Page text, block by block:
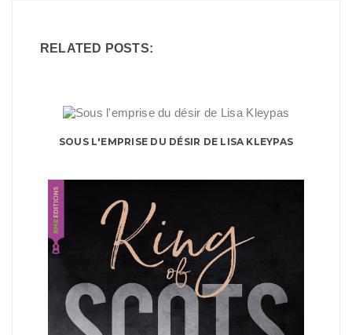
RELATED POSTS:
SOUS L'EMPRISE DU DÉSIR DE LISA KLEYPAS